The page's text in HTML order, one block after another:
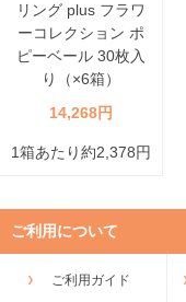
リング plus フラワ
ーコレクション ポ
ピーベール 30枚入
り（×6箱）
14,268円
1箱あたり約2,378円
ご利用について
ご利用ガイド